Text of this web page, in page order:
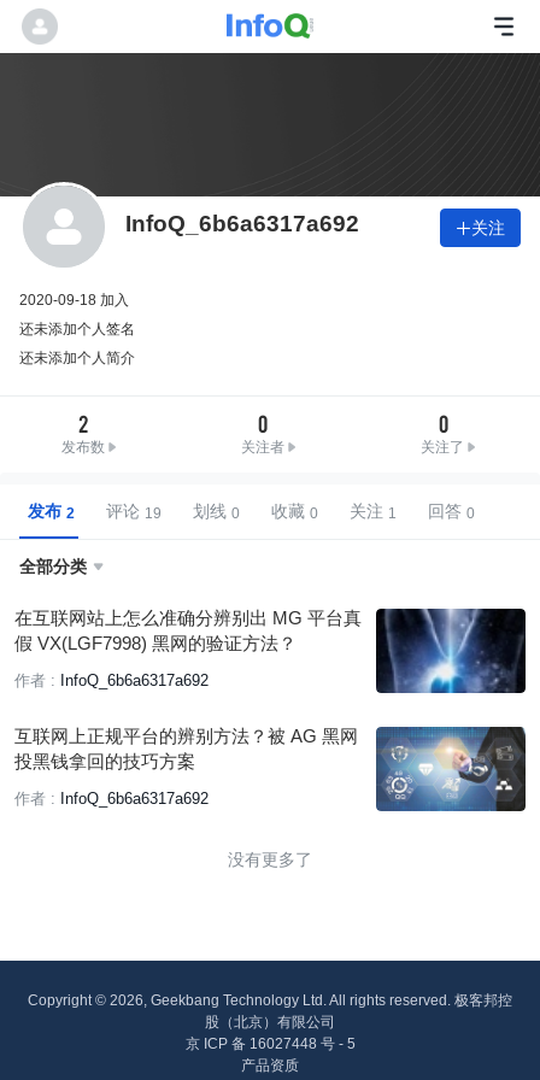
InfoQ_6b6a6317a692 关注
2020-09-18 加入
还未添加个人签名
还未添加个人简介
2
发布数
0
关注者
0
关注了
发布 评论 划线 收藏 关注 回答
全部分类 
在互联网站上怎么准确分辨别出 MG 平台真
假 VX(LGF7998) 黑网的验证方法？
作者 : InfoQ_6b6a6317a692
互联网上正规平台的辨别方法？被 AG 黑网
投黑钱拿回的技巧方案
作者 : InfoQ_6b6a6317a692
没有更多了
Copyright © 2026, Geekbang Technology Ltd. All rights reserved. 极客邦控
股（北京）有限公司
京 ICP 备 16027448 号 - 5
产品资质